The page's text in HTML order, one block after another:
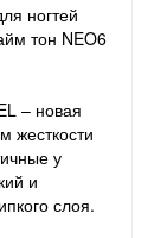
ногтей
тон NEO6
– новая
жесткости
у
и
слоя.